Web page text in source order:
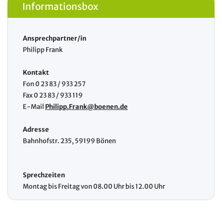
Informationsbox
Ansprechpartner/in
Philipp Frank
Kontakt
Fon 0 23 83 / 933 257
Fax 0 23 83 / 933 119
E-Mail Philipp.Frank@boenen.de
Adresse
Bahnhofstr. 235, 59199 Bönen
Sprechzeiten
Montag bis Freitag von 08.00 Uhr bis 12.00 Uhr